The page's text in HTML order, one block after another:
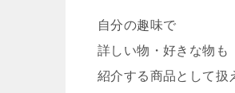
自分の趣味で
詳しい物・好きな物も
紹介する商品として扱